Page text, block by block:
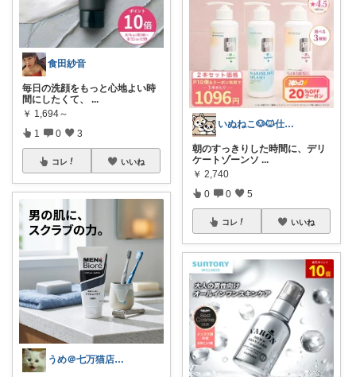
食田紗音
毎日の洗顔をもっと心地よい時
間にしたくて、
...
￥ 1,694～
1 0 3
コレ いいね
うめ＠七万猫店主.フォロワーさんから購入
いぬねこ🐶🐱仕事も暮らしも楽しく☺︎
朝のすっきりした時間に、デリ
ケートゾーンソ ...
￥ 2,740
0 0 5
コレ いいね